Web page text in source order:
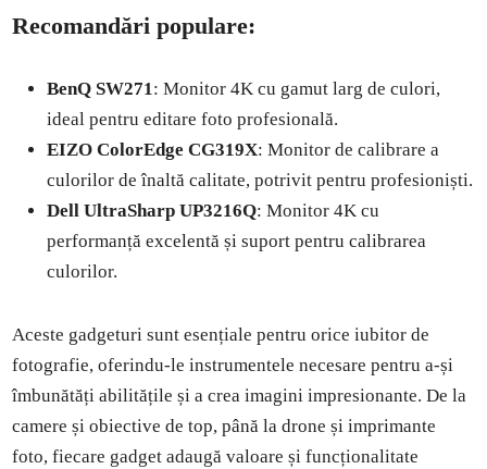
Recomandări populare:
BenQ SW271 : Monitor 4K cu gamut larg de culori,
ideal pentru editare foto profesională.
EIZO ColorEdge CG319X: Monitor de calibrare a
culorilor de înaltă calitate, potrivit pentru profesioniști.
Dell UltraSharp UP3216Q: Monitor 4K cu
performanță excelentă și suport pentru calibrarea
culorilor.
Aceste gadgeturi sunt esențiale pentru orice iubitor de
fotografie, oferindu-le instrumentele necesare pentru a-și
îmbunătăți abilitățile și a crea imagini impresionante. De la
camere și obiective de top, până la drone și imprimante
foto, fiecare gadget adaugă valoare și funcționalitate